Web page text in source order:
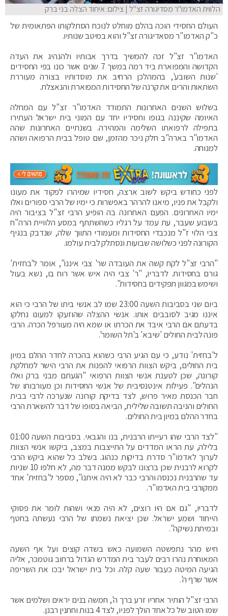
הלווית האדמו"ר מסדיגורה זצ"ל | צילום: איחוד הצלה בני ברק
העולם החסידי הוכה בהלם מוחלט לנוכח הסתלקותו הפתאומית של
כ"ק האדמו"ר מסאדיגורה זצ"ל והוא במיטב שנותיו.
האדמו"ר זצ"ל זכה להמשיך בדרך אבותיו ולהנהיג את העדה
הקדושה והמפוארת ביד רמה במשך 7 שנים אשר כונו בפי החסידים
'שנות השובע', בהמהלכן הרחיב את מוסדותיו בצורה מעוררת
השתאות והרים את קרנה של החסידות המפוארת והנאצלת.
בשלוש השנים האחרונות התמודד האדמו"ר זצ"ל עם המחלה
האיומה שקיננה בגופו וחסידיו יחד עם המוני בית ישראל העתירו
בתפילה לרפואתו השלימה והמהירה. בשנתיים האחרונות שהה
האדמו"ר בארה"ב חלק ניכר מהזמן, שם טופל בבית הרפואה ושהה
למנוחה.
לפני כחודש ביקש לשוב ארצה, חסידיו שמיהרו לפקוד את מעונו
ולקבל את פניו, מיאנו להרהר באפשרות כי ימיו של הרבי ספורים ואלו
ימיו האחרונים. הפעם האחרונה בה הופיע הרבי זצ"ל בציבור היה
בשבוע שעבר, עת עמד על רגליו כשהשתתף במסע הלוויית הרה"ח
צבי הלוי ז"ל מנכבדי החסידות ומעמודי התווך שלה, שנדבק בנגיף
הקורונה לפני כשלושה שבועות ונסתלק לבית עולמו.
"הרבי זצ"ל לקח קשה את העובדה שר' צבי איננו", אומר ל'בחזית'
גורם בחסידות. לדבריו, "ר' צבי היה איש אשר רוח בו, נשא בעול
ושימש במגוון תפקידים בחסידות".
ביום שני בסביבות השעה 23:00 שמו לב אנשי ביתו של הרבי כי הוא
איננו מגיב לסובבים אותו. אנשי ההצלה שהוזעקו למעונו נחלקו
בדעתם אם הרבי איבד את הכרתו או שמא היה מעורפל הכרה. הרבי
פונה לבית החולים 'שיבא' ב'תל השומר'.
ל'בחזית' נודע, כי עם הגיע הרבי כשהוא בהכרה לחדר ההלם במיון
בית החולים, ביקש הצוות הרפואי להפנות את הרבי הישר למחלקת
קורונה, שכן לטענת אנשי הצוות הרפואי "הגעתם מבני ברק ואלו
הנהלים". פעילות אינטנסיבית של אנשי החסידות וכן מעורבותו של
חבר הכנסת מאיר פרוש, לצד בדיקת קורונה שנערכה לרבי בבית
החולים והניבה תשובה שלילית, הביאה בסופו של דבר להשארת הרבי
בחדר ההלם במיון בית החולים.
"לצד הרבי שהו רעייתו הרבנית, בנו והגבאי. בסביבות השעה 01:00
בלילה, עת הראו המדדים על התייצבות במצב, ביקשו אנשי הצוות
לערוך לאדמו"ר סדרת בדיקות כנהוג. בשלב כל שהוא ביקש הרבי
לקרוא לרבנית שכן ברצונו לבקש ממנה דבר מה, לא חלפו 10 שניות
עד שהרבנית נכנסה והרבי כבר לא היה איתנו", מספר ל'בחזית' אחד
ממקורבי בית האדמו"ר.
לדבריו, "גם אם היו רוצים, לא היה פנאי ושהות לומר את פסוקי
הייחוד ושמע ישראל. שכן יציאת נשמתו של הרבי נעשתה בחטף
ובמיתת נשיקה".
חיש מהר נתפשטה השמועה כאש בשדה קוצים ועל אף השעה
המאוחרת נהרו רבים לעבר בית המדרש הגדול ברחוב גוטמכר, אליה
הגיעה המיטה כעבור שעה קלה. וכל בית ישראל יבכו את השריפה
אשר שרף ה'.
הרבי זצ"ל הותיר אחריו זרע ברך ה', חמשה בנים יראים ושלמים אשר
שמו הטוב של כל אחד הולך לפניו, לצד 4 בנות וחתנין רבנן.